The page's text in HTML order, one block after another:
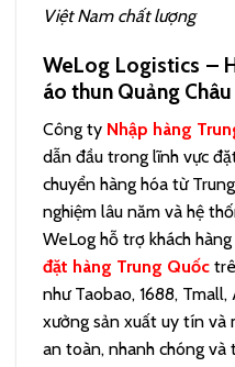
Việt Nam chất lượng
WeLog Logistics –
áo thun Quảng
Công ty Nhập hàng
dẫn đầu trong lĩnh vực
chuyển hàng hóa từ
nghiệm lâu năm và hệ
WeLog hỗ trợ khách
đặt hàng Trung Quốc
như Taobao, 1688,
xưởng sản xuất uy tín và
an toàn, nhanh chóng và